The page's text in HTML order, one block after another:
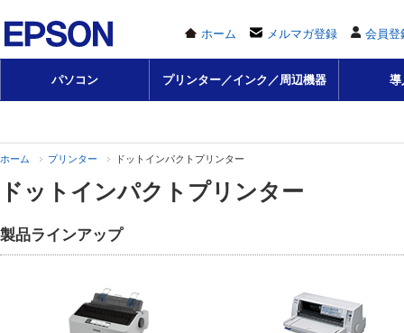
ホーム メルマガ登録 会員登
パソコン プリンター／インク／周辺機器 導
ホーム プリンター ドットインパクトプリンター
ドットインパクトプリンター
製品ラインアップ